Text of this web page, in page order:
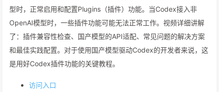
型时，正常启用和配置Plugins（插件）功能。当Codex接入非
OpenAI模型时，一些插件功能可能无法正常工作。视频详细讲解
了：插件兼容性检查、国产模型的API适配、常见问题的解决方案
和最佳实践配置。对于使用国产模型驱动Codex的开发者来说，这
是用好Codex插件功能的关键教程。
访问入口